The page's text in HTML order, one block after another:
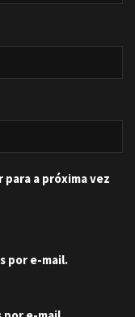
a próxima vez
por e-mail.